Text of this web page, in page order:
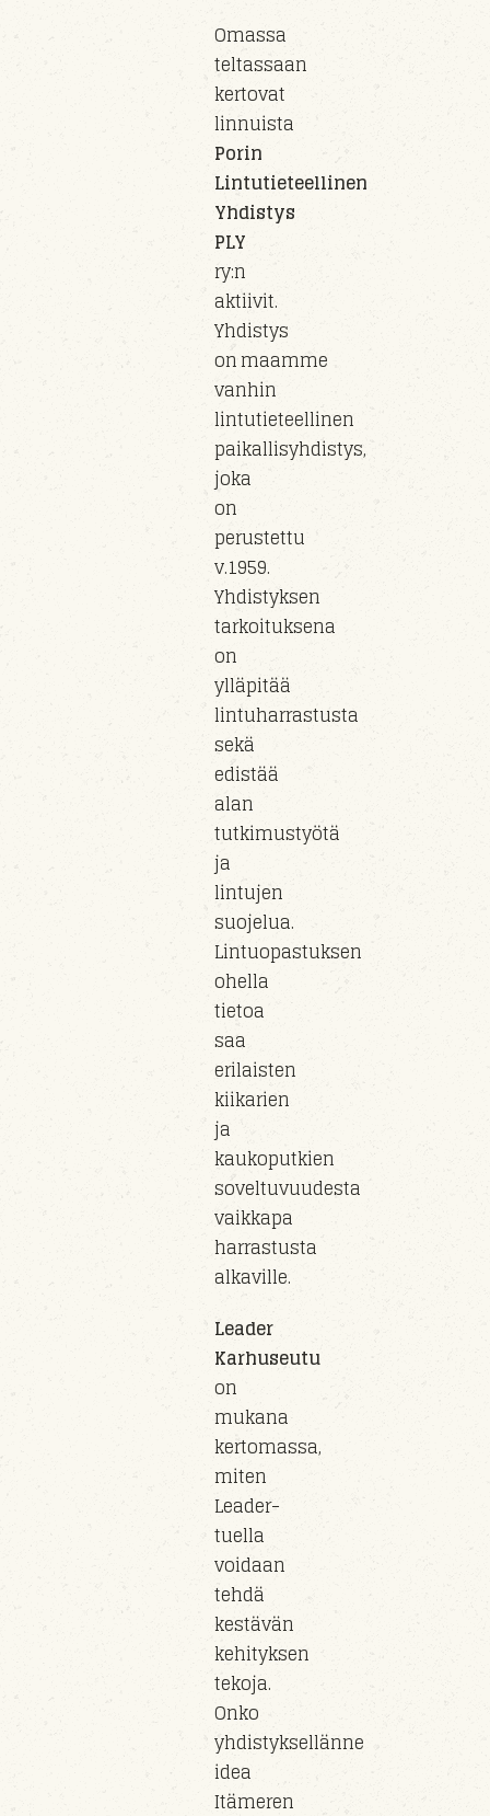
Omassa
teltassaan
kertovat
linnuista
Porin
Lintutieteellinen
Yhdistys
PLY
ry:n
aktiivit.
Yhdistys
on maamme
vanhin
lintutieteellinen
paikallisyhdistys,
joka
on
perustettu
v.1959.
Yhdistyksen
tarkoituksena
on
ylläpitää
lintuharrastusta
sekä
edistää
alan
tutkimustyötä
ja
lintujen
suojelua.
Lintuopastuksen
ohella
tietoa
saa
erilaisten
kiikarien
ja
kaukoputkien
soveltuvuudesta
vaikkapa
harrastusta
alkaville.
Leader
Karhuseutu
on
mukana
kertomassa,
miten
Leader-
tuella
voidaan
tehdä
kestävän
kehityksen
tekoja.
Onko
yhdistyksellänne
idea
Itämeren